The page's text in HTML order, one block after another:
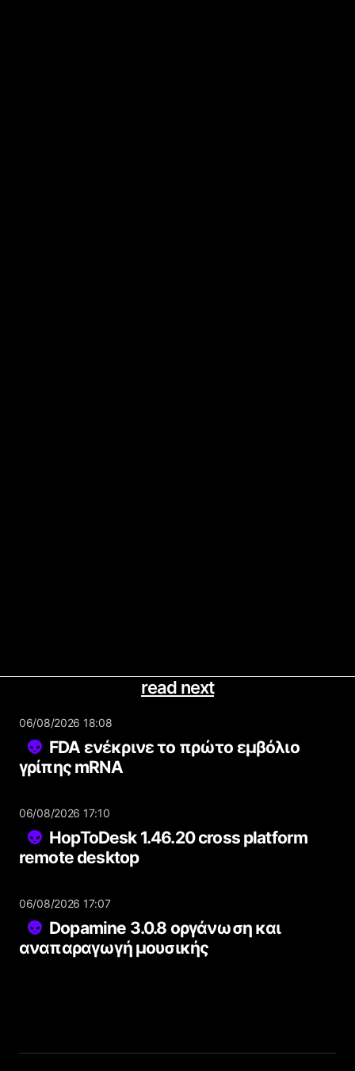
read next
06/08/2026 18:08
FDA ενέκρινε το πρώτο εμβόλιο
γρίπης mRNA
06/08/2026 17:10
HopToDesk 1.46.20 cross platform
remote desktop
06/08/2026 17:07
Dopamine 3.0.8 οργάνωση και
αναπαραγωγή μουσικής